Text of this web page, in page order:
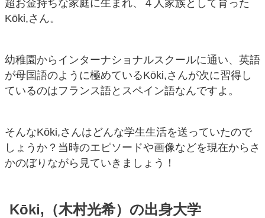
超お金持ちな家庭に生まれ、４人家族として育った
Kōki,さん。
幼稚園からインターナショナルスクールに通い、英語
が母国語のように極めているKōki,さんが次に習得し
ているのはフランス語とスペイン語なんですよ。
そんなKōki,さんはどんな学生生活を送っていたので
しょうか？当時のエピソードや画像などを現在からさ
かのぼりながら見ていきましょう！
Kōki,（木村光希）の出身大学